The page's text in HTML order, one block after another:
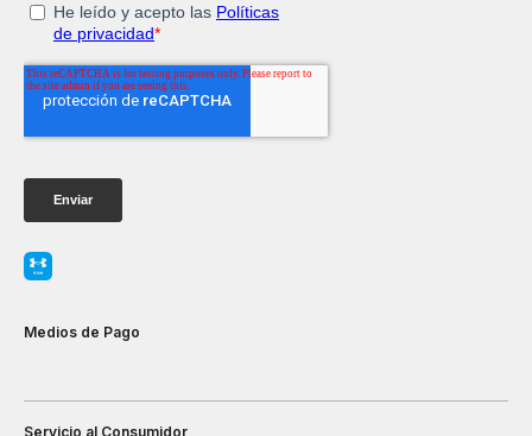
Medios de Pago
Servicio al Consumidor